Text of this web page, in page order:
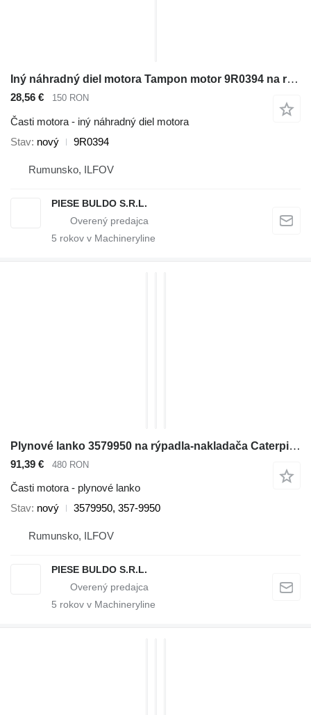
Iný náhradný diel motora Tampon motor 9R0394 na rýpadla-nakladača Caterpillar 416B , 416C , 416D , 420D
28,56 € 150 RON
Časti motora - iný náhradný diel motora
Stav nový 9R0394
Rumunsko, ILFOV
PIESE BULDO S.R.L.
5 rokov v Machineryline
Plynové lanko 3579950 na rýpadla-nakladača Caterpillar 422E, 422F, 428E, 428F, 434E, 434F
91,39 € 480 RON
Časti motora - plynové lanko
Stav nový 3579950, 357-9950
Rumunsko, ILFOV
PIESE BULDO S.R.L.
5 rokov v Machineryline